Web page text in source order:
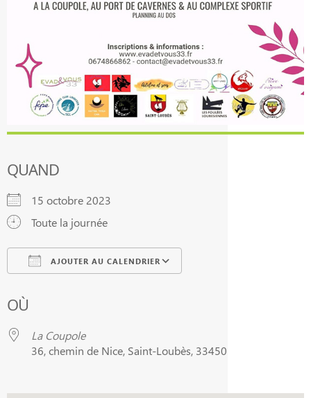
QUAND
15 octobre 2023
Toute la journée
AJOUTER AU CALENDRIER
OÙ
La Coupole
36, chemin de Nice, Saint-Loubès, 33450